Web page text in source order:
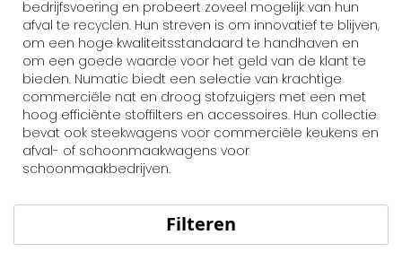
bedrijfsvoering en probeert zoveel mogelijk van hun
afval te recyclen. Hun streven is om innovatief te blijven,
om een hoge kwaliteitsstandaard te handhaven en
om een goede waarde voor het geld van de klant te
bieden. Numatic biedt een selectie van krachtige
commerciële nat en droog stofzuigers met een met
hoog efficiënte stoffilters en accessoires. Hun collectie
bevat ook steekwagens voor commerciële keukens en
afval- of schoonmaakwagens voor
schoonmaakbedrijven.
Filteren